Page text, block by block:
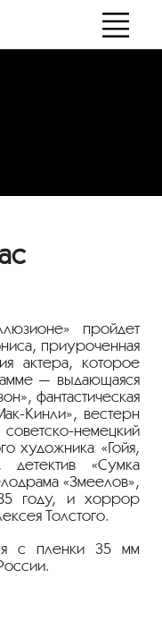
пройдет
приуроченная
актера, которое
— выдающаяся
фантастическая
Кинли», вестерн
советско-немецкий
художника «Гойя,
детектив «Сумка
«Змеелов»,
году, и хоррор
Толстого.
с пленки 35 мм